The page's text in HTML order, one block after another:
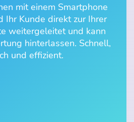
mit einem Smartphone
Ihr Kunde direkt zur Ihrer
weitergeleitet und kann
hinterlassen. Schnell,
und effizient.